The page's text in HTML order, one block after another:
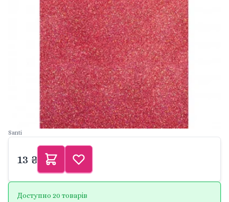
Santi
13 ₴
Доступно 20 товарів